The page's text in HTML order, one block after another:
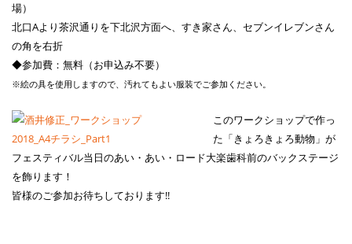
場）
北口Aより茶沢通りを下北沢方面へ、すき家さん、セブンイレブンさん
の角を右折
◆参加費：無料（お申込み不要）
※絵の具を使用しますので、汚れてもよい服装でご参加ください。
このワークショップで作っ
た「きょろきょろ動物」が
フェスティバル当日のあい・あい・ロード大楽歯科前のバックステージ
を飾ります！
皆様のご参加お待ちしております!!